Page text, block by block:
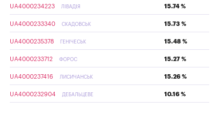
UA4000234223 ЛІВАДІЯ 15.74 %
UA4000233340 СКАДОВСЬК 15.73 %
UA4000235378 ГЕНІЧЕСЬК 15.48 %
UA4000233712 ФОРОС 15.27 %
UA4000237416 ЛИСИЧАНСЬК 15.26 %
UA4000232904 ДЕБАЛЬЦЕВЕ 10.16 %